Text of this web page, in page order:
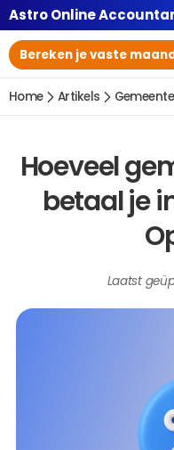
Astro Online
Bereken je vaste
Home Artikels
Hoeveel
betaal je
Laatst